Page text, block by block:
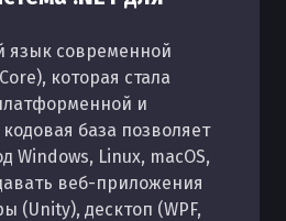
язык современной
которая стала
и
база позволяет
Windows, Linux, macOS,
веб-приложения
(Unity), десктоп (WPF,